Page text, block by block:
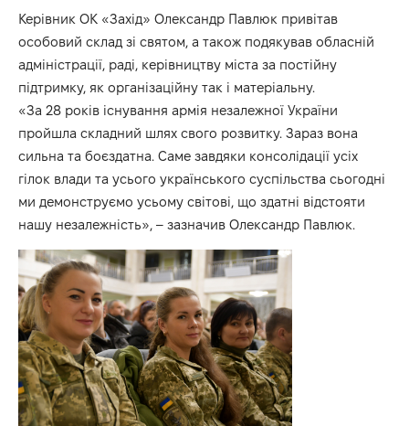
Керівник ОК «Захід» Олександр Павлюк привітав
особовий склад зі святом, а також подякував обласній
адміністрації, раді, керівництву міста за постійну
підтримку, як організаційну так і матеріальну.
«За 28 років існування армія незалежної України
пройшла складний шлях свого розвитку. Зараз вона
сильна та боєздатна. Саме завдяки консолідації усіх
гілок влади та усього українського суспільства сьогодні
ми демонструємо усьому світові, що здатні відстояти
нашу незалежність», – зазначив Олександр Павлюк.